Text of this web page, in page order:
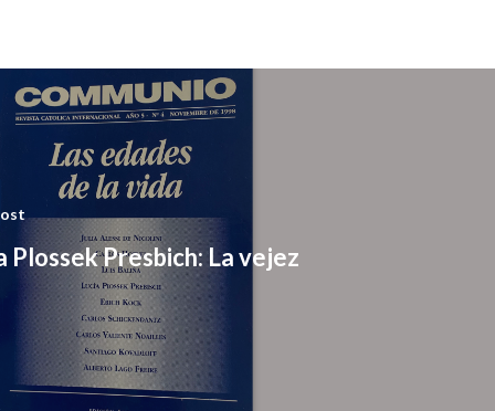
Plossek Presbich: La vejez